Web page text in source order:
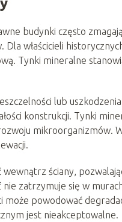
budynki często
właścicieli
Tynki mineralne
lub
konstrukcji. Tynki
mikroorganizmów.
ściany,
zatrzymuje się w
może powodować
jest nieakceptowalne.